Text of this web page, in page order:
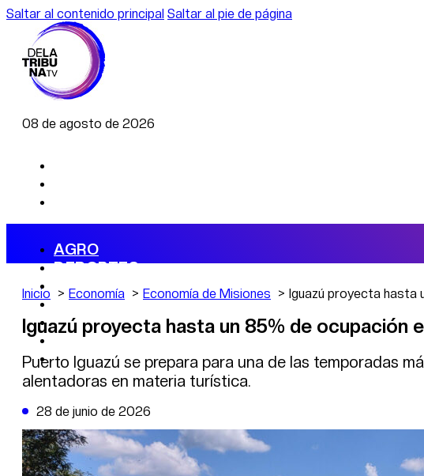
Saltar al contenido principal Saltar al pie de página
08 de agosto de 2026
AGRO
DEPORTES
ECONOMÍA
POLÍTICA
CAMBIO CLIMÁTICO
DATA FIRME
DE LA TRIBUNA TV
Inicio Economía Economía de Misiones Iguazú proyecta hasta
Iguazú proyecta hasta un 85% de ocupación
Puerto Iguazú se prepara para una de las temporadas
alentadoras en materia turística.
28 de junio de 2026